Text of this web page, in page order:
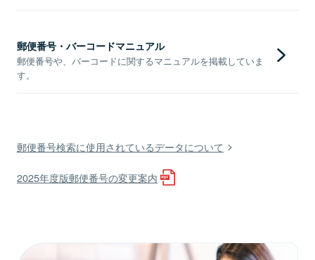
郵便番号・バーコードマニュアル
郵便番号や、バーコードに関するマニュアルを掲載していま
す。
郵便番号検索に使用されているデータについて
2025年度版郵便番号の変更案内